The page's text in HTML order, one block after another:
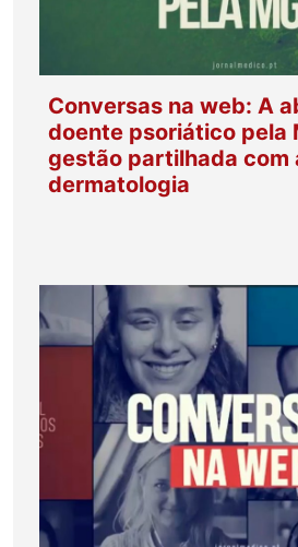
Conversas na web: A
doente psoriático pela
gestão partilhada com
dermatologia